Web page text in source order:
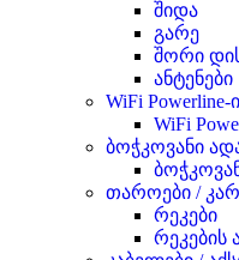
შიდა
გარე
შორი
ანტენები
WiFi
WiFi
ბოჭკოვანი
თაროები /
რეკები
რეკების